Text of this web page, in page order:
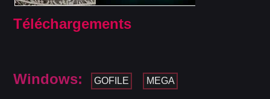
Téléchargements
Windows: GOFILE MEGA